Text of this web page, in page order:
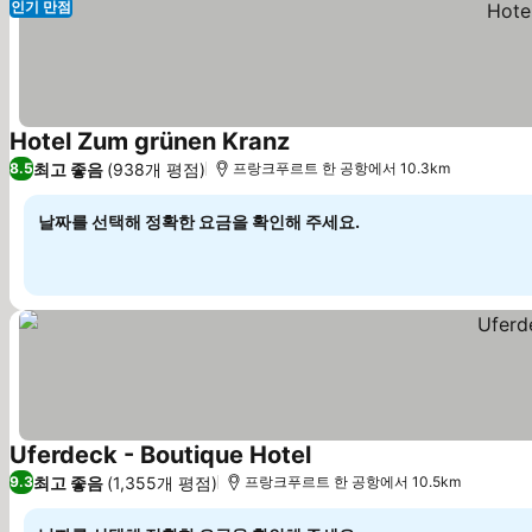
인기 만점
Hotel Zum grünen Kranz요금 보기
8.5최고 좋음 (938개 평점) 프랑크푸르트 한 공항에서 10.3km
날짜를 선택해 정확한 요금을 확인해 주세요.
Uferdeck - Boutique Hotel요금 보기
9.3최고 좋음 (1,355개 평점) 프랑크푸르트 한 공항에서 10.5km